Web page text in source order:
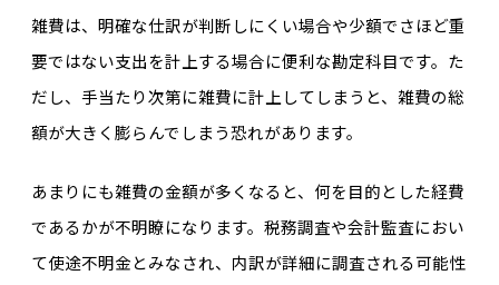
雑費は、明確な仕訳が判断しにくい場合や少額でさほど重
要ではない支出を計上する場合に便利な勘定科目です。た
だし、手当たり次第に雑費に計上してしまうと、雑費の総
額が大きく膨らんでしまう恐れがあります。
あまりにも雑費の金額が多くなると、何を目的とした経費
であるかが不明瞭になります。税務調査や会計監査におい
て使途不明金とみなされ、内訳が詳細に調査される可能性